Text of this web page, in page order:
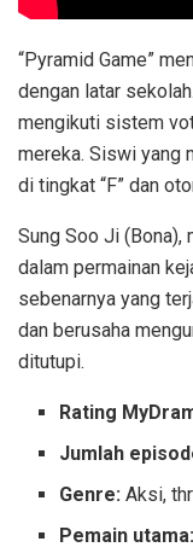
“Pyramid Game”
dengan latar
mengikuti sistem
mereka. Siswi yang
di tingkat “F” dan
Sung Soo Ji (Bona),
dalam permainan
sebenarnya yang
dan berusaha
ditutupi.
Rating
Jumlah
Genre: Aksi,
Pemain utama: